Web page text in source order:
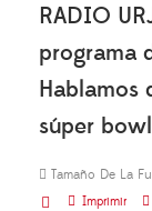
RADIO
programa
Hablamos
súper
Tamaño De La
Imprimir